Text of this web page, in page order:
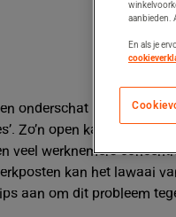
onderschat probleem.
Zo’n open kantoor is
veel werknemers
kan het lawaai
aan om dit probleem
aanbieden.
En als je